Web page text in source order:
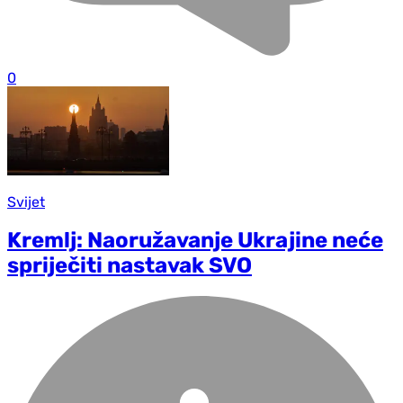
0
Svijet
Kremlj: Naoružavanje Ukrajine neće
spriječiti nastavak SVO